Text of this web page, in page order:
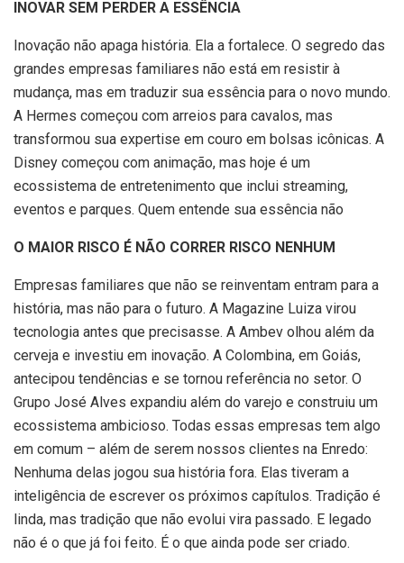
INOVAR SEM PERDER A ESSÊNCIA
Inovação não apaga história. Ela a fortalece. O segredo das
grandes empresas familiares não está em resistir à
mudança, mas em traduzir sua essência para o novo mundo.
A Hermes começou com arreios para cavalos, mas
transformou sua expertise em couro em bolsas icônicas. A
Disney começou com animação, mas hoje é um
ecossistema de entretenimento que inclui streaming,
eventos e parques. Quem entende sua essência não
O MAIOR RISCO É NÃO CORRER RISCO NENHUM
Empresas familiares que não se reinventam entram para a
história, mas não para o futuro. A Magazine Luiza virou
tecnologia antes que precisasse. A Ambev olhou além da
cerveja e investiu em inovação. A Colombina, em Goiás,
antecipou tendências e se tornou referência no setor. O
Grupo José Alves expandiu além do varejo e construiu um
ecossistema ambicioso. Todas essas empresas tem algo
em comum – além de serem nossos clientes na Enredo:
Nenhuma delas jogou sua história fora. Elas tiveram a
inteligência de escrever os próximos capítulos. Tradição é
linda, mas tradição que não evolui vira passado. E legado
não é o que já foi feito. É o que ainda pode ser criado.